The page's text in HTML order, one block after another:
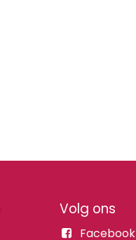
Volg ons
Facebook